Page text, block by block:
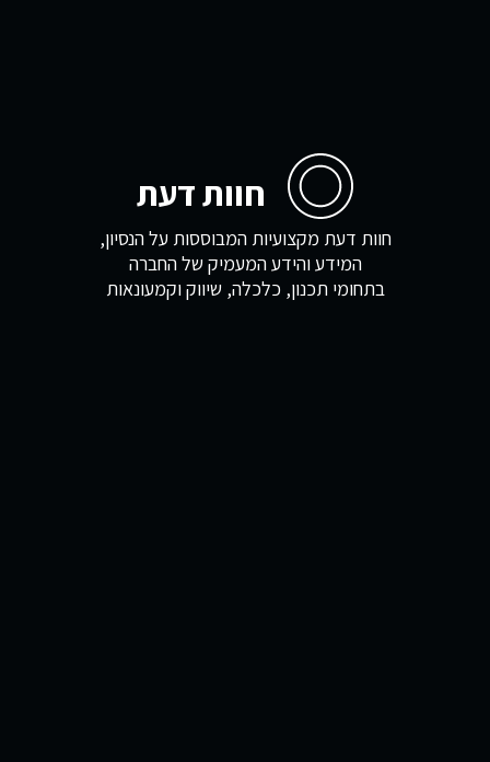
חוות דעת
חוות דעת מקצועיות המבוססות על הנסיון,
המידע והידע המעמיק של החברה
בתחומי תכנון, כלכלה, שיווק וקמעונאות